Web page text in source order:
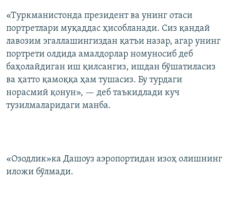
«Туркманистонда президент ва унинг отаси
портретлари муқаддас ҳисобланади. Сиз қандай
лавозим эгаллашингиздан қатъи назар, агар унинг
портрети олдида амалдорлар номуносиб деб
баҳолайдиган иш қилсангиз, ишдан бўшатиласиз
ва ҳатто қамоққа ҳам тушасиз. Бу турдаги
норасмий қонун», — деб таъкидлади куч
тузилмаларидаги манба.
«Озодлик»ка Дашоуз аэропортидан изоҳ олишнинг
иложи бўлмади.